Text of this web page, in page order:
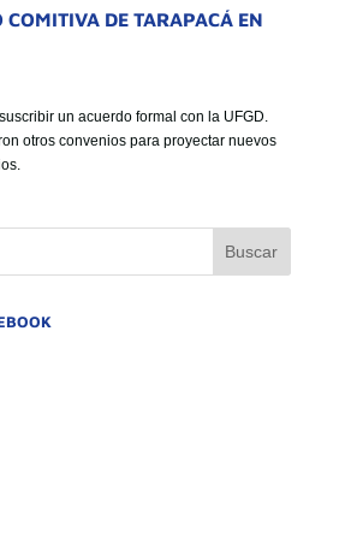
COMITIVA DE TARAPACÁ EN
un acuerdo formal con la UFGD.
otros convenios para proyectar nuevos